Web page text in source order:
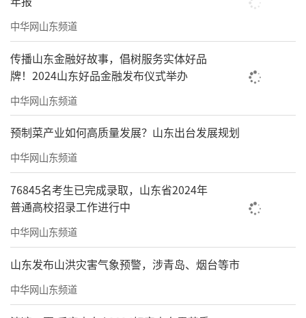
中华网山东频道
传播山东金融好故事，倡树服务实体好品
牌！2024山东好品金融发布仪式举办
中华网山东频道
预制菜产业如何高质量发展？山东出台发展规划
中华网山东频道
76845名考生已完成录取，山东省2024年
普通高校招录工作进行中
中华网山东频道
山东发布山洪灾害气象预警，涉青岛、烟台等市
中华网山东频道